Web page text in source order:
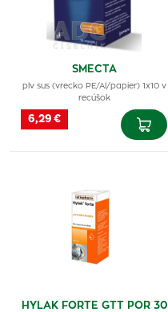
SMECTA
plv sus (vrecko PE/Al/papier) 1x10 v
recúšok
6,29 €
HYLAK FORTE GTT POR 30